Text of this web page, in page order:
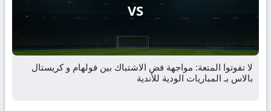
VS
لا تفوتوا المتعة: مواجهة فض الاشتباك بين فولهام و كريستال
بالاس بـ المباريات الودية للأندية